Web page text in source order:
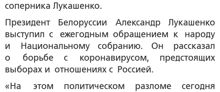
соперника Лукашенко.
Президент Белоруссии Александр Лукашенко
выступил с ежегодным обращением к народу
и Национальному собранию. Он рассказал
о борьбе с коронавирусом, предстоящих
выборах и отношениях с Россией.
«На этом политическом разломе сегодня